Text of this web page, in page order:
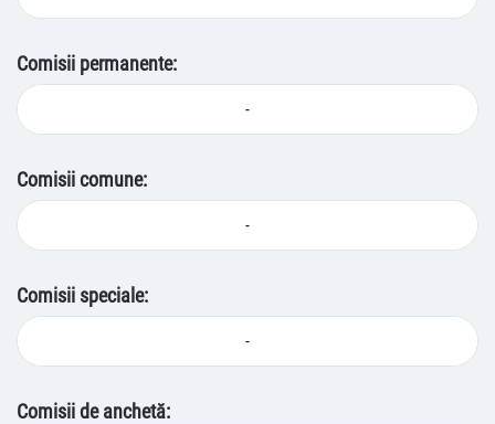
Comisii permanente:
-
Comisii comune:
-
Comisii speciale:
-
Comisii de anchetă: